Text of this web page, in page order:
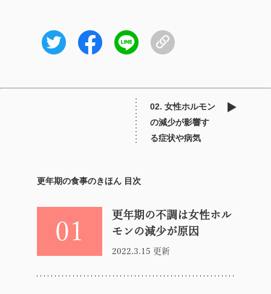
02. 女性ホルモン
の減少が影響す
る症状や病気
更年期の食事のきほん 目次
01
更年期の不調は女性ホル
モンの減少が原因
2022.3.15 更新